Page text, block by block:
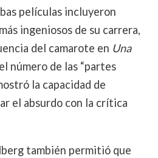
películas incluyeron
ingeniosos de su carrera,
del camarote en Una
número de las “partes
la capacidad de
el absurdo con la crítica
también permitió que